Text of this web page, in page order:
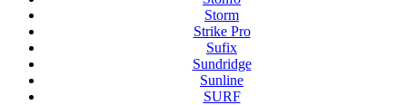
Storm
Strike Pro
Sufix
Sundridge
Sunline
SURF